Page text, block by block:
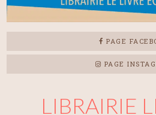
PAGE
PAGE
LIBRAIRIE